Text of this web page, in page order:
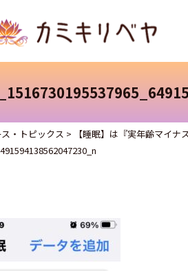
・トピックス > 【睡眠】は『実年齢マイナ